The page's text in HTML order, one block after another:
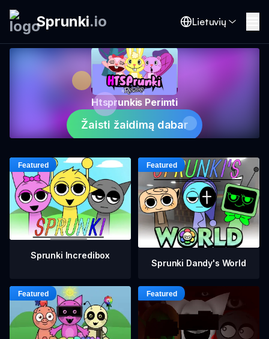
Sprunki.io Lietuvių
Htsprunkis Perimti
Žaisti žaidimą dabar
Sprunki Incredibox
Sprunki Dandy's World